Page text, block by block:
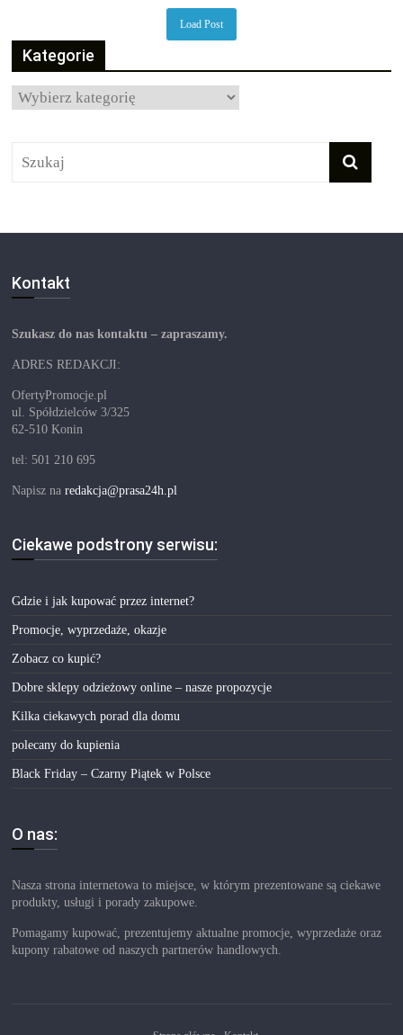
Load Post
Kategorie
Kategorie
Kontakt
Szukasz do nas kontaktu – zapraszamy.
ADRES REDAKCJI:
OfertyPromocje.pl
ul. Spółdzielców 3/325
62-510 Konin
tel: 501 210 695
Napisz naredakcja@prasa24h.pl
Ciekawe podstrony serwisu:
Gdzie i jak kupować przez internet?
Promocje, wyprzedaże, okazje
Zobacz co kupić?
Dobre sklepy odzieżowy online – nasze propozycje
Kilka ciekawych porad dla domu
polecany do kupienia
Black Friday – Czarny Piątek w Polsce
O nas:
Nasza strona internetowa to miejsce, w którym prezentowane są ciekawe
produkty, usługi i porady zakupowe.
Pomagamy kupować, prezentujemy aktualne promocje, wyprzedaże oraz
kupony rabatowe od naszych partnerów handlowych.